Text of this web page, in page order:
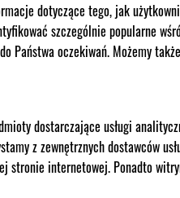
dotyczące tego, jak
szczególnie popularne
oczekiwań. Możemy
dostarczające usługi
z zewnętrznych dostawców
internetowej. Ponadto